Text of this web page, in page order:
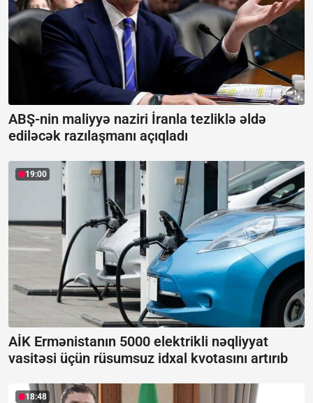
ABŞ-nin maliyyə naziri İranla tezliklə əldə
ediləcək razılaşmanı açıqladı
19:00
AİK Ermənistanın 5000 elektrikli nəqliyyat
vasitəsi üçün rüsumsuz idxal kvotasını artırıb
18:48